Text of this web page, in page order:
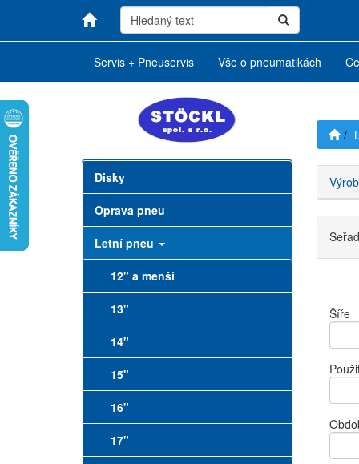
Servis + Pneuservis Vše o pneumatikách
Disky
Oprava pneu
Letní pneu
12" a menší
13"
14"
15"
16"
17"
Šíře